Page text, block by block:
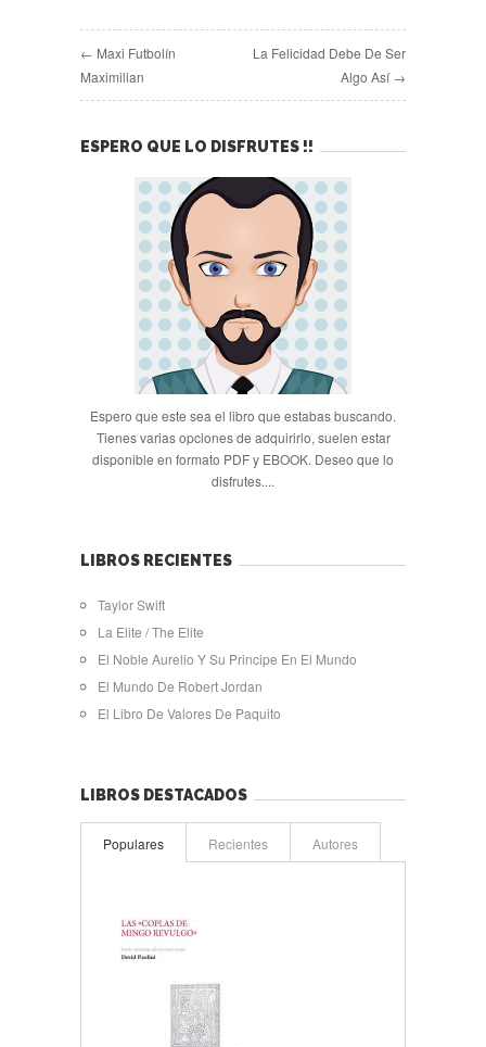
← Maxi Futbolín
Maximilian
La Felicidad Debe De Ser
Algo Así →
ESPERO QUE LO DISFRUTES !!
Espero que este sea el libro que estabas buscando.
Tienes varias opciones de adquirirlo, suelen estar
disponible en formato PDF y EBOOK. Deseo que lo
disfrutes....
LIBROS RECIENTES
Taylor Swift
La Elite / The Elite
El Noble Aurelio Y Su Principe En El Mundo
El Mundo De Robert Jordan
El Libro De Valores De Paquito
LIBROS DESTACADOS
Populares Recientes Autores